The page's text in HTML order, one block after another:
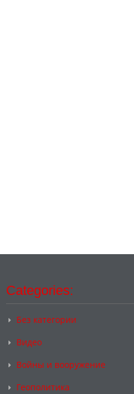
Categories:
Без категории
Видео
Войны и вооружение
Геополитика